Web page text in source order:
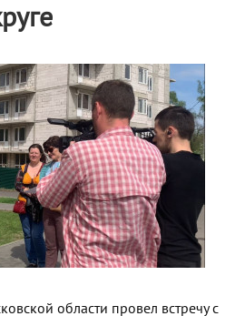
области провел встречу с